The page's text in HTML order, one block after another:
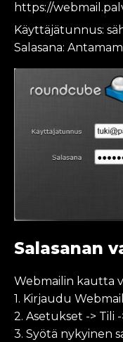
https://
Käyttäjätunnus:
Salasana:
Salasanan
Webmailin kautta
1. Kirjaudu
2. Asetukset -> Tili -
3. Syötä nykyinen